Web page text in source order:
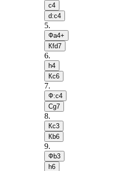
c4
d:c4
5.
Фa4+
Кfd7
6.
h4
Кc6
7.
Ф:c4
Сg7
8.
Кc3
Кb6
9.
Фb3
h6